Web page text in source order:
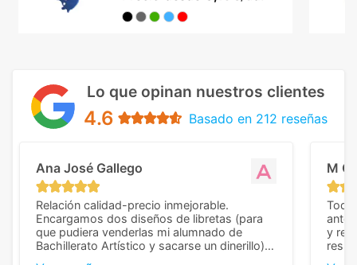
Lo que opinan nuestros clientes
4.6 Basado en 212 reseñas
Ana José Gallego
Relación calidad-precio inmejorable.
Encargamos dos diseños de libretas (para
que pudiera venderlas mi alumnado de
Bachillerato Artístico y sacarse un dinerillo) y
M C
Todo
y